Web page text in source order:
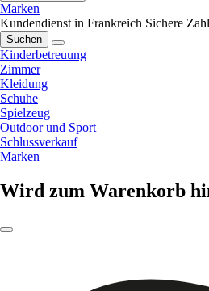
Marken
Kundendienst in Frankreich Sichere
Suchen
Kinderbetreuung
Zimmer
Kleidung
Schuhe
Spielzeug
Outdoor und Sport
Schlussverkauf
Marken
Wird zum Warenkorb